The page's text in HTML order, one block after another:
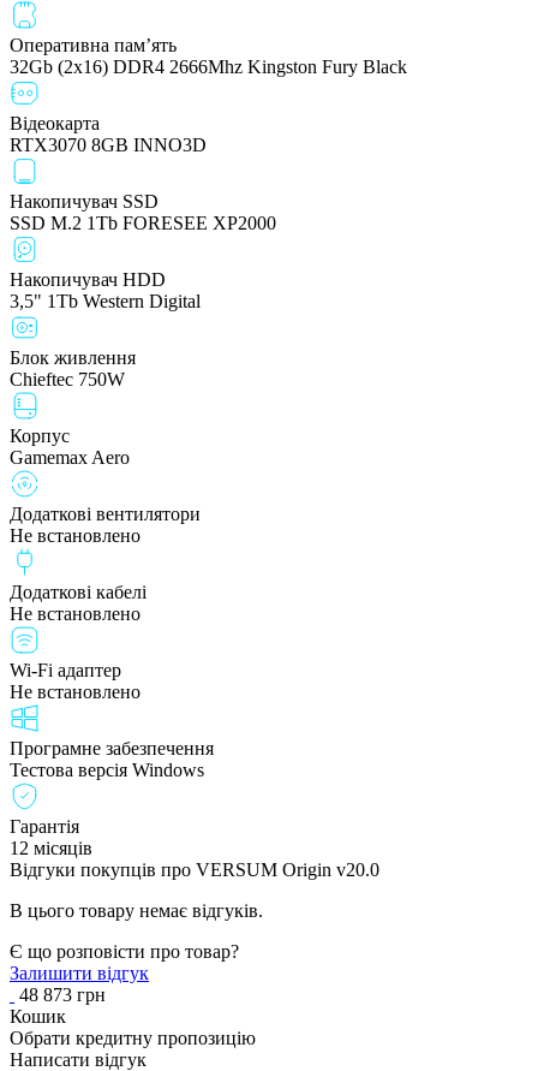
Оперативна пам’ять
32Gb (2x16) DDR4 2666Mhz Kingston Fury Black
Відеокарта
RTX3070 8GB INNO3D
Накопичувач SSD
SSD M.2 1Tb FORESEE XP2000
Накопичувач HDD
3,5" 1Tb Western Digital
Блок живлення
Chieftec 750W
Корпус
Gamemax Aero
Додаткові вентилятори
Не встановлено
Додаткові кабелі
Не встановлено
Wi-Fi адаптер
Не встановлено
Програмне забезпечення
Тестова версія Windows
Гарантія
12 місяців
Відгуки покупців про VERSUM Origin v20.0
В цього товару немає відгуків.
Є що розповісти про товар?
Залишити відгук
48 873 грн
Кошик
Обрати кредитну пропозицію
Написати відгук